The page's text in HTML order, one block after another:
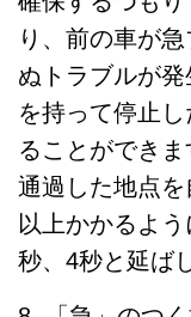
り、前の車が
ぬトラブルが
を持って停止
ることができ
通過した地点
以上かかるよ
秒、4秒と延ば